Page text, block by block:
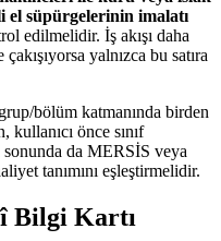
el süpürgelerinin imalatı
edilmelidir. İş akışı daha
yalnızca bu satıra
bölüm katmanında birden
önce sınıf
sonunda da MERSİS veya
tanımını eşleştirmelidir.
Bilgi Kartı